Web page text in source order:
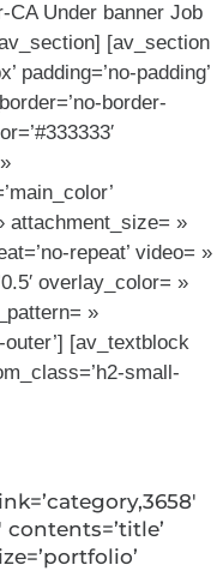
CA Under banner Job
[av_section
padding=’no-padding’
border-
attachment_size= »
repeat’ video= »
overlay_color= »
»
[av_textblock
small-
contents=’title’